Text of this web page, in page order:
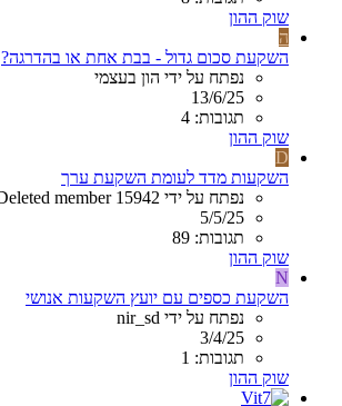
שוק ההון
ה
השקעת סכום גדול - בבת אחת או בהדרגה?
נפתח על ידי הון בעצמי
13/6/25
תגובות: 4
שוק ההון
D
השקעות מדד לעומת השקעת ערך
נפתח על ידי Deleted member 15942
5/5/25
תגובות: 89
שוק ההון
N
השקעת כספים עם יועץ השקעות אנושי
נפתח על ידי nir_sd
3/4/25
תגובות: 1
שוק ההון